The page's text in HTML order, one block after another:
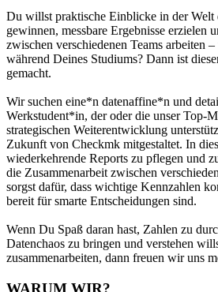
Du willst praktische Einblicke in der Welt
gewinnen, messbare Ergebnisse erzielen
zwischen verschiedenen Teams arbeiten
während Deines Studiums? Dann ist
gemacht.
Wir suchen eine*n datenaffine*n und
Werkstudent*in, der oder die unser Top-
strategischen Weiterentwicklung
Zukunft von Checkmk mitgestaltet. In
wiederkehrende Reports zu pflegen und
die Zusammenarbeit zwischen
sorgst dafür, dass wichtige Kennzahlen
bereit für smarte Entscheidungen sind.
Wenn Du Spaß daran hast, Zahlen zu
Datenchaos zu bringen und verstehen
zusammenarbeiten, dann freuen wir uns
WARUM WIR?